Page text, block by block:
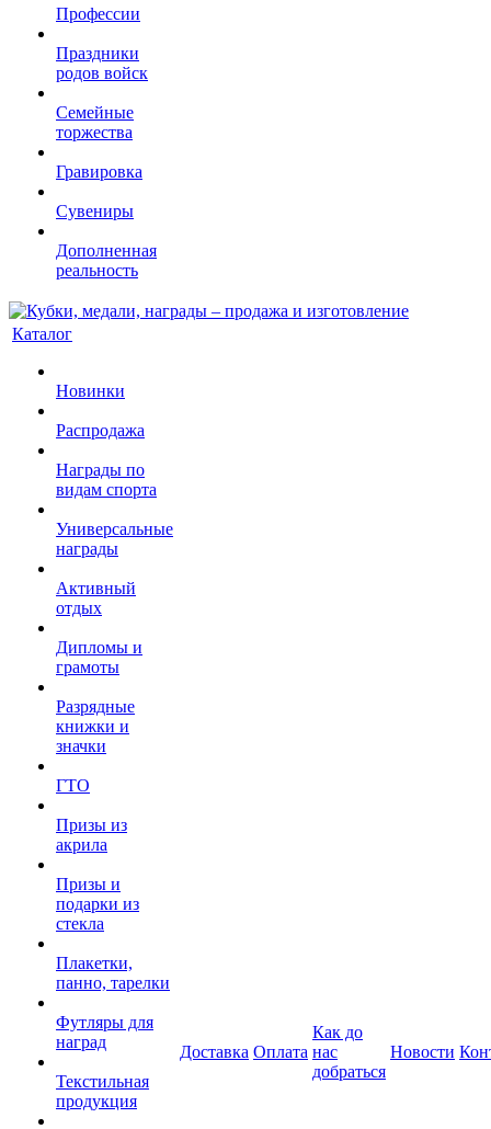
Профессии
Праздники
родов войск
Семейные
торжества
Гравировка
Сувениры
Дополненная
реальность
Каталог
Новинки
Распродажа
Награды по
видам спорта
Универсальные
награды
Активный
отдых
Дипломы и
грамоты
Разрядные
книжки и
значки
ГТО
Призы из
акрила
Призы и
подарки из
стекла
Плакетки,
панно, тарелки
Футляры для
наград
Текстильная
продукция
Доставка Оплата
Как до
нас
добраться
Новости